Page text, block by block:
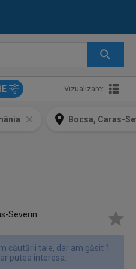
Vizualizare:
Bocsa, Caras-
Severin
căutării tale, dar am găsit 1
putea interesa.